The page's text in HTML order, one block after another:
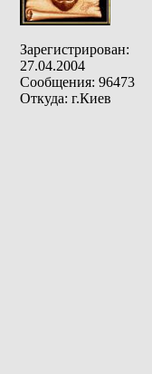
Зарегистрирован:
27.04.2004
Сообщения: 96473
Откуда: г.Киев